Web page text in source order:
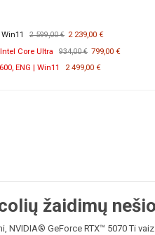
2 599,00 € 2 239,00 €
Core Ultra
934,00 € 799,00 €
ENG | Win11
2 499,00 €
žaidimų
GeForce RTX™ 5070 Ti